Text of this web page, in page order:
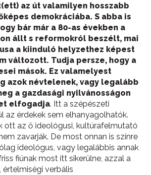
az út valamilyen hosszabb
demokráciába. S abba is
bár már a 80-as években a
állt s reformokról beszélt, mai
a kiinduló helyzethez képest
változott. Tudja persze, hogy a
mások. Ez valamelyest
azok névtelenek, vagy legalább
a gazdasági nyilvánosságon
elfogadja. Itt a szépészeti
az érdekek sem elhanyagolhatók.
ott az ő ideológusi, kultúrafelmutató
zavarják. De most onnan is színre
ideológus, vagy legalábbis annak
fiúnak most itt sikerülne, azzal a
verbális